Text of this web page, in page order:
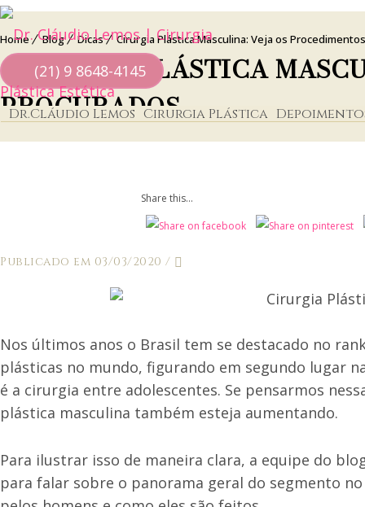
(21) 9 8648-4145
Dr.Cláudio Lemos Cirurgia Plástica
Home Blog Dicas Cirurgia Plástica Masculina: Veja os
CIRURGIA PLÁSTICA
PROCURADOS
Share this...
Publicado em 03/03/2020 /
Nos últimos anos o Brasil tem se destacado no
plásticas no mundo, figurando em segundo lugar
é a cirurgia entre adolescentes. Se pensarmos
plástica masculina também esteja aumentando.
Para ilustrar isso de maneira clara, a equipe do
para falar sobre o panorama geral do segmento